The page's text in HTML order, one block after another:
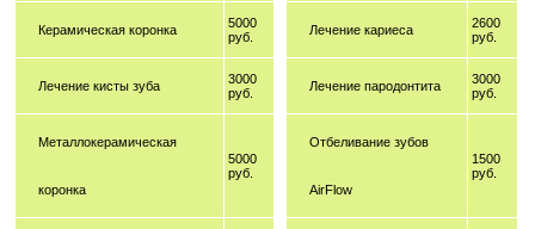
Керамическая коронка
5000
руб.
Лечение кариеса
2600
руб.
Лечение кисты зуба
3000
руб.
Лечение пародонтита
3000
руб.
Металлокерамическая
коронка
5000
руб.
Отбеливание зубов
AirFlow
1500
руб.